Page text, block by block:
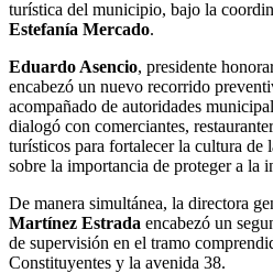
turística del municipio, bajo la
Estefanía Mercado.
Eduardo Asencio, presidente
encabezó un nuevo recorrido
acompañado de autoridades
dialogó con comerciantes,
turísticos para fortalecer la cultura de
sobre la importancia de proteger a la
De manera simultánea, la directora
Martínez Estrada encabezó un
de supervisión en el tramo
Constituyentes y la avenida 38.